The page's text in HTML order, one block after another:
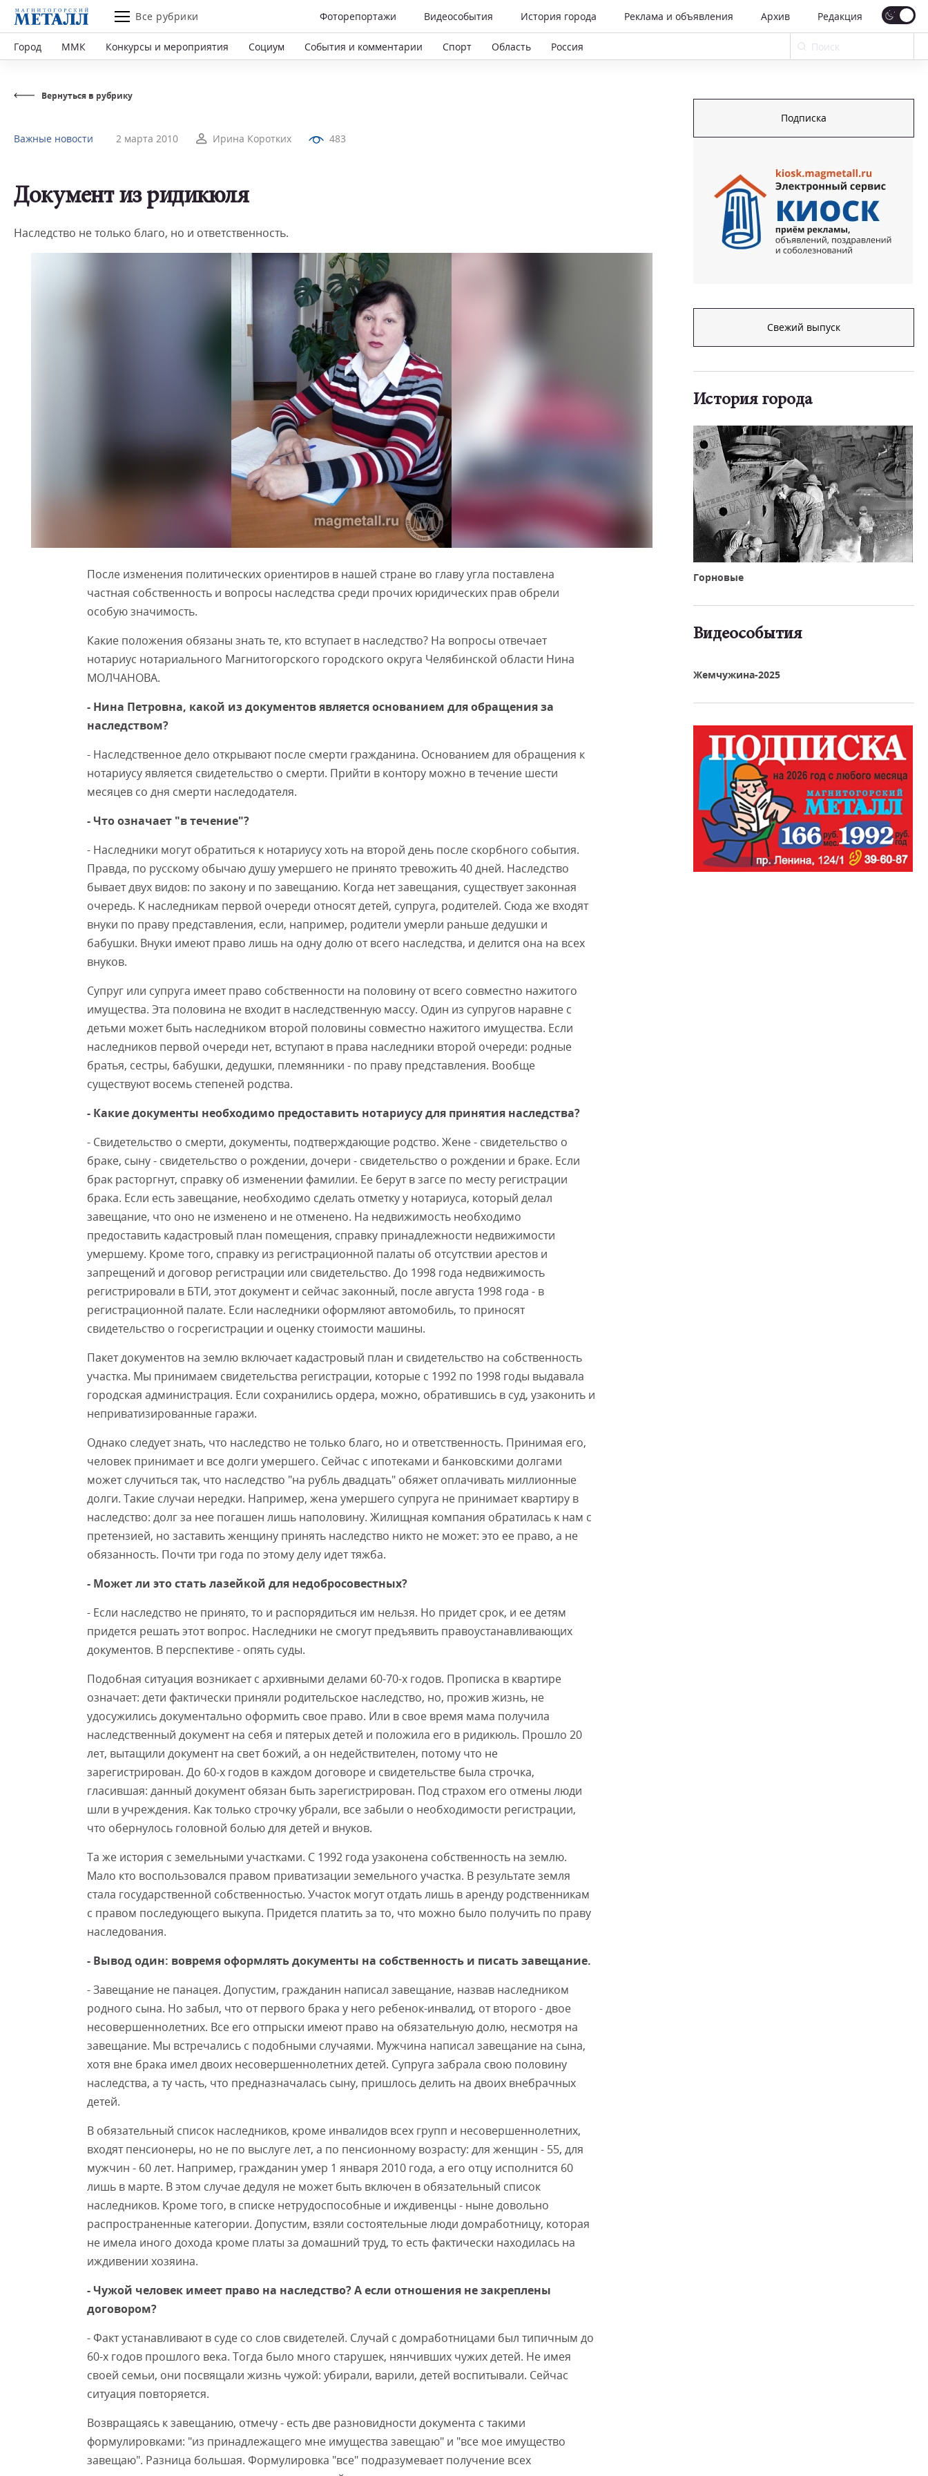
Все рубрики Фоторепортажи Видеособытия История города Реклама и объявления Архив Редакция
Город ММК Конкурсы и мероприятия Социум События и комментарии Спорт Область Россия
Вернуться в рубрику
Важные новости 2 марта 2010 Ирина Коротких 483
Документ из ридикюля
Наследство не только благо, но и ответственность.
После изменения политических ориентиров в нашей стране во главу угла поставлена
частная собственность и вопросы наследства среди прочих юридических прав обрели
особую значимость.
Какие положения обязаны знать те, кто вступает в наследство? На вопросы отвечает
нотариус нотариального Магнитогорского городского округа Челябинской области Нина
МОЛЧАНОВА.
- Нина Петровна, какой из документов является основанием для обращения за
наследством?
- Наследственное дело открывают после смерти гражданина. Основанием для обращения к
нотариусу является свидетельство о смерти. Прийти в контору можно в течение шести
месяцев со дня смерти наследодателя.
- Что означает "в течение"?
- Наследники могут обратиться к нотариусу хоть на второй день после скорбного события.
Правда, по русскому обычаю душу умершего не принято тревожить 40 дней. Наследство
бывает двух видов: по закону и по завещанию. Когда нет завещания, существует законная
очередь. К наследникам первой очереди относят детей, супруга, родителей. Сюда же входят
внуки по праву представления, если, например, родители умерли раньше дедушки и
бабушки. Внуки имеют право лишь на одну долю от всего наследства, и делится она на всех
внуков.
Супруг или супруга имеет право собственности на половину от всего совместно нажитого
имущества. Эта половина не входит в наследственную массу. Один из супругов наравне с
детьми может быть наследником второй половины совместно нажитого имущества. Если
наследников первой очереди нет, вступают в права наследники второй очереди: родные
братья, сестры, бабушки, дедушки, племянники - по праву представления. Вообще
существуют восемь степеней родства.
- Какие документы необходимо предоставить нотариусу для принятия наследства?
- Свидетельство о смерти, документы, подтверждающие родство. Жене - свидетельство о
браке, сыну - свидетельство о рождении, дочери - свидетельство о рождении и браке. Если
брак расторгнут, справку об изменении фамилии. Ее берут в загсе по месту регистрации
брака. Если есть завещание, необходимо сделать отметку у нотариуса, который делал
завещание, что оно не изменено и не отменено. На недвижимость необходимо
предоставить кадастровый план помещения, справку принадлежности недвижимости
умершему. Кроме того, справку из регистрационной палаты об отсутствии арестов и
запрещений и договор регистрации или свидетельство. До 1998 года недвижимость
регистрировали в БТИ, этот документ и сейчас законный, после августа 1998 года - в
регистрационной палате. Если наследники оформляют автомобиль, то приносят
свидетельство о госрегистрации и оценку стоимости машины.
Пакет документов на землю включает кадастровый план и свидетельство на собственность
участка. Мы принимаем свидетельства регистрации, которые с 1992 по 1998 годы выдавала
городская администрация. Если сохранились ордера, можно, обратившись в суд, узаконить и
неприватизированные гаражи.
Однако следует знать, что наследство не только благо, но и ответственность. Принимая его,
человек принимает и все долги умершего. Сейчас с ипотеками и банковскими долгами
может случиться так, что наследство "на рубль двадцать" обяжет оплачивать миллионные
долги. Такие случаи нередки. Например, жена умершего супруга не принимает квартиру в
наследство: долг за нее погашен лишь наполовину. Жилищная компания обратилась к нам с
претензией, но заставить женщину принять наследство никто не может: это ее право, а не
обязанность. Почти три года по этому делу идет тяжба.
- Может ли это стать лазейкой для недобросовестных?
- Если наследство не принято, то и распорядиться им нельзя. Но придет срок, и ее детям
придется решать этот вопрос. Наследники не смогут предъявить правоустанавливающих
документов. В перспективе - опять суды.
Подобная ситуация возникает с архивными делами 60-70-х годов. Прописка в квартире
означает: дети фактически приняли родительское наследство, но, прожив жизнь, не
удосужились документально оформить свое право. Или в свое время мама получила
наследственный документ на себя и пятерых детей и положила его в ридикюль. Прошло 20
лет, вытащили документ на свет божий, а он недействителен, потому что не
зарегистрирован. До 60-х годов в каждом договоре и свидетельстве была строчка,
гласившая: данный документ обязан быть зарегистрирован. Под страхом его отмены люди
шли в учреждения. Как только строчку убрали, все забыли о необходимости регистрации,
что обернулось головной болью для детей и внуков.
Та же история с земельными участками. С 1992 года узаконена собственность на землю.
Мало кто воспользовался правом приватизации земельного участка. В результате земля
стала государственной собственностью. Участок могут отдать лишь в аренду родственникам
с правом последующего выкупа. Придется платить за то, что можно было получить по праву
наследования.
- Вывод один: вовремя оформлять документы на собственность и писать завещание.
- Завещание не панацея. Допустим, гражданин написал завещание, назвав наследником
родного сына. Но забыл, что от первого брака у него ребенок-инвалид, от второго - двое
несовершеннолетних. Все его отпрыски имеют право на обязательную долю, несмотря на
завещание. Мы встречались с подобными случаями. Мужчина написал завещание на сына,
хотя вне брака имел двоих несовершеннолетних детей. Супруга забрала свою половину
наследства, а ту часть, что предназначалась сыну, пришлось делить на двоих внебрачных
детей.
В обязательный список наследников, кроме инвалидов всех групп и несовершеннолетних,
входят пенсионеры, но не по выслуге лет, а по пенсионному возрасту: для женщин - 55, для
мужчин - 60 лет. Например, гражданин умер 1 января 2010 года, а его отцу исполнится 60
лишь в марте. В этом случае дедуля не может быть включен в обязательный список
наследников. Кроме того, в списке нетрудоспособные и иждивенцы - ныне довольно
распространенные категории. Допустим, взяли состоятельные люди домработницу, которая
не имела иного дохода кроме платы за домашний труд, то есть фактически находилась на
иждивении хозяина.
- Чужой человек имеет право на наследство? А если отношения не закреплены
договором?
- Факт устанавливают в суде со слов свидетелей. Случай с домработницами был типичным до
60-х годов прошлого века. Тогда было много старушек, нянчивших чужих детей. Не имея
своей семьи, они посвящали жизнь чужой: убирали, варили, детей воспитывали. Сейчас
ситуация повторяется.
Возвращаясь к завещанию, отмечу - есть две разновидности документа с такими
формулировками: "из принадлежащего мне имущества завещаю" и "все мое имущество
завещаю". Разница большая. Формулировка "все" подразумевает получение всех
Подписка
Свежий выпуск
История города
Горновые
Видеособытия
Жемчужина-2025